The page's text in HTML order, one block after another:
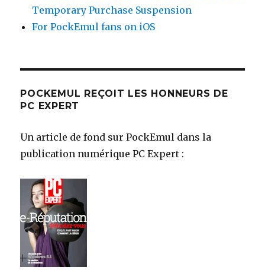
Temporary Purchase Suspension
For PockEmul fans on iOS
POCKEMUL REÇOIT LES HONNEURS DE
PC EXPERT
Un article de fond sur PockEmul dans la
publication numérique PC Expert :